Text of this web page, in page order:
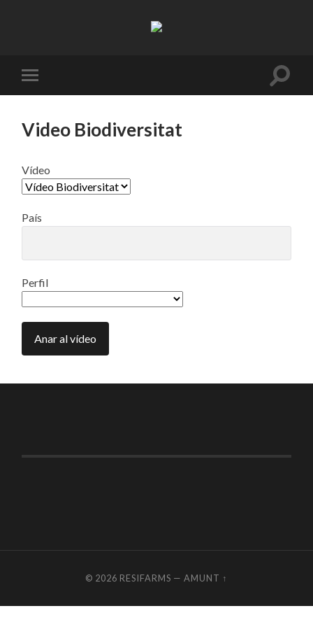
Resifarms
Toggle
mobile
Toggle
Video Biodiversitat
Vídeo
País
Perfil
© 2026 RESIFARMS — AMUNT ↑